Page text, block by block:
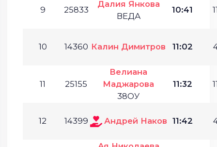
9 25833
Далия Янкова
ВЕДА
10:41
10 14360 Калин Димитров 11:02
11 25155
Велиана
Маджарова
38ОУ
11:32
12 14399 Андрей Наков 11:42